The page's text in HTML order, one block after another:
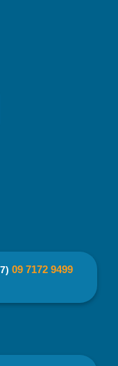
sử dụng chất
chứa ARSEN,
người dùng yên tâm
ứng dụng
giữ nhiệt sau 6 giờ
09 7172 9499